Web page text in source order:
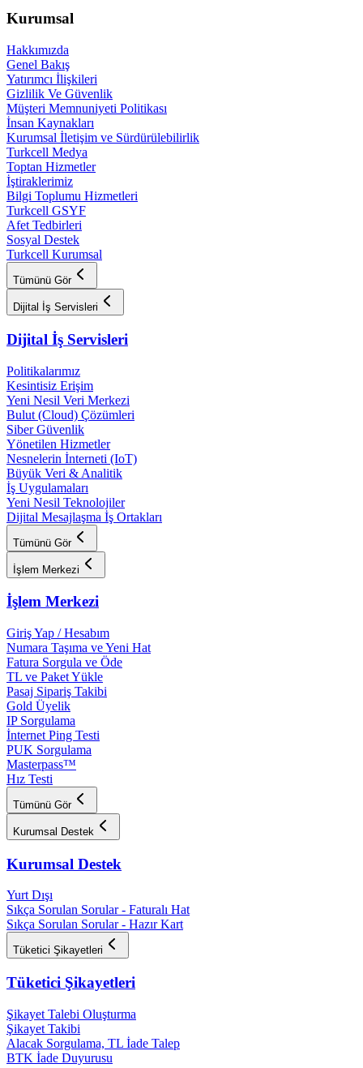
Kurumsal
Hakkımızda
Genel Bakış
Yatırımcı İlişkileri
Gizlilik Ve Güvenlik
Müşteri Memnuniyeti Politikası
İnsan Kaynakları
Kurumsal İletişim ve Sürdürülebilirlik
Turkcell Medya
Toptan Hizmetler
İştiraklerimiz
Bilgi Toplumu Hizmetleri
Turkcell GSYF
Afet Tedbirleri
Sosyal Destek
Turkcell Kurumsal
Tümünü Gör
Dijital İş Servisleri
Dijital İş Servisleri
Politikalarımız
Kesintisiz Erişim
Yeni Nesil Veri Merkezi
Bulut (Cloud) Çözümleri
Siber Güvenlik
Yönetilen Hizmetler
Nesnelerin İnterneti (IoT)
Büyük Veri & Analitik
İş Uygulamaları
Yeni Nesil Teknolojiler
Dijital Mesajlaşma İş Ortakları
Tümünü Gör
İşlem Merkezi
İşlem Merkezi
Giriş Yap / Hesabım
Numara Taşıma ve Yeni Hat
Fatura Sorgula ve Öde
TL ve Paket Yükle
Pasaj Sipariş Takibi
Gold Üyelik
IP Sorgulama
İnternet Ping Testi
PUK Sorgulama
Masterpass™
Hız Testi
Tümünü Gör
Kurumsal Destek
Kurumsal Destek
Yurt Dışı
Sıkça Sorulan Sorular - Faturalı Hat
Sıkça Sorulan Sorular - Hazır Kart
Tüketici Şikayetleri
Tüketici Şikayetleri
Şikayet Talebi Oluşturma
Şikayet Takibi
Alacak Sorgulama, TL İade Talep​
BTK İade Duyurusu